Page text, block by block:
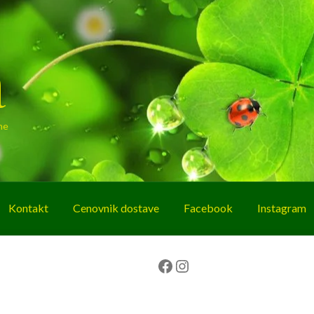
Kontakt Cenovnik dostave Facebook Instagram
Facebook Instagram